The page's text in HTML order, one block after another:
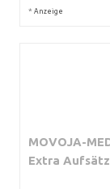
* Anzeige
MOVOJA-
Extra